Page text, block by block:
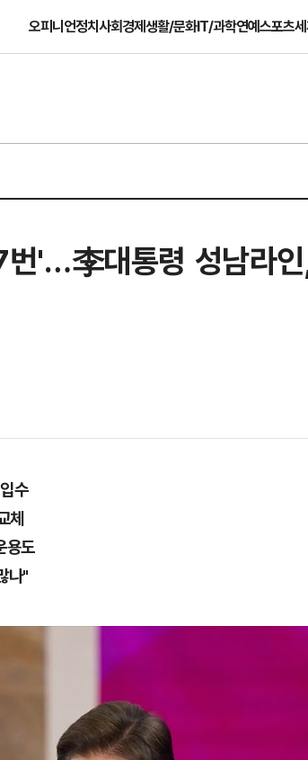
오피니언정치사회경제생활/문화IT/과학연예스포츠
'…李대통령 성남라
수
체
용도
나"